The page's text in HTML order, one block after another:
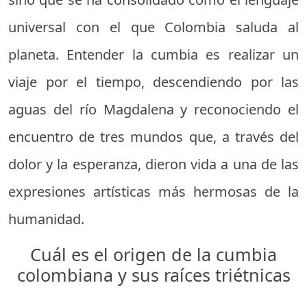
universal con el que Colombia saluda al
planeta. Entender la cumbia es realizar un
viaje por el tiempo, descendiendo por las
aguas del río Magdalena y reconociendo el
encuentro de tres mundos que, a través del
dolor y la esperanza, dieron vida a una de las
expresiones artísticas más hermosas de la
humanidad.
Cuál es el origen de la cumbia
colombiana y sus raíces triétnicas